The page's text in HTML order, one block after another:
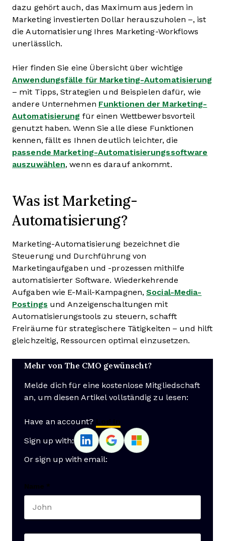
dazu gehört auch, das Maximum aus jedem in
Marketing investierten Dollar herauszuholen –, ist
die Automatisierung Ihres Marketing-Workflows
unerlässlich.
Hier finden Sie eine Übersicht über wichtige
Anwendungsfälle für Marketing-Automatisierung
– mit Tipps, Strategien und Beispielen dafür, wie
andere Unternehmen Funktionen der Marketing-
Automatisierung für einen Wettbewerbsvorteil
genutzt haben. Wenn Sie alle diese Funktionen
kennen, fällt es Ihnen deutlich leichter, die
passende Marketing-Automatisierungssoftware
auszuwählen, wenn es darauf ankommt.
Was ist Marketing-
Automatisierung?
Marketing-Automatisierung bezeichnet die
Steuerung und Durchführung von
Marketingaufgaben und -prozessen mithilfe
automatisierter Software. Wiederkehrende
Aufgaben wie E-Mail-Kampagnen,Social-Media-
Postings und Anzeigenschaltungen mit
Automatisierungstools zu steuern, schafft
Freiräume für strategischere Tätigkeiten – und hilft
gleichzeitig, Ressourcen optimal einzusetzen.
Mehr von The CMO gewünscht?
Melde dich für eine kostenlose Mitgliedschaft
an, um diesen Artikel vollständig zu lesen:
Have an account? Log In
Sign up with:
Or sign up with email:
Name *